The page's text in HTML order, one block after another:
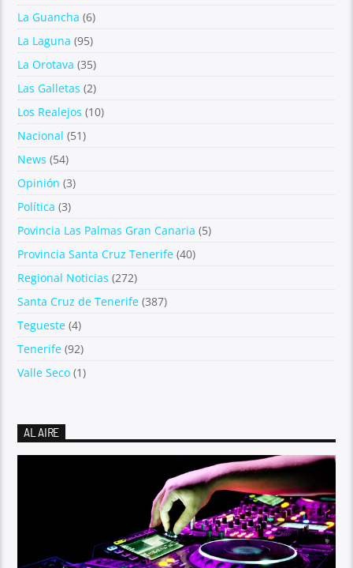
La Guancha (6)
La Laguna (95)
La Orotava (35)
Las Galletas (2)
Los Realejos (10)
Nacional (51)
News (54)
Opinión (3)
Política (3)
Povincia Las Palmas Gran Canaria (5)
Provincia Santa Cruz Tenerife (40)
Regional Noticias (272)
Santa Cruz de Tenerife (387)
Tegueste (4)
Tenerife (92)
Valle Seco (1)
AL AIRE